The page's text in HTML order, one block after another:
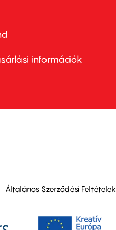
információk
Általános Szerződési Feltételek